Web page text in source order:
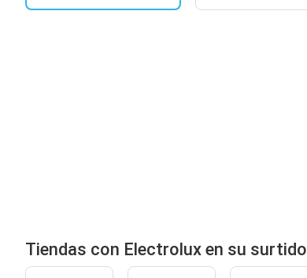
Tiendas con Electrolux en su surtido